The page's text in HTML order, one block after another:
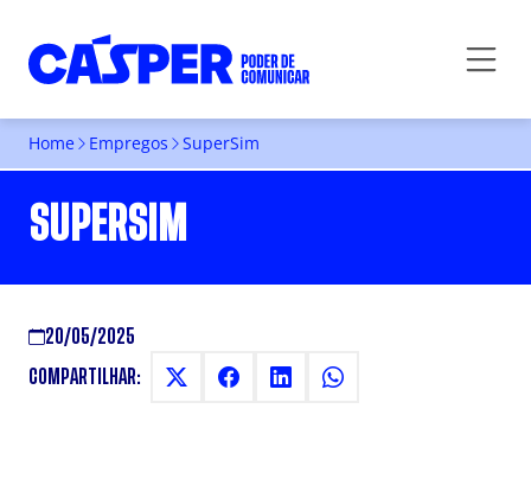
Home Empregos SuperSim
SUPERSIM
20/05/2025
COMPARTILHAR: